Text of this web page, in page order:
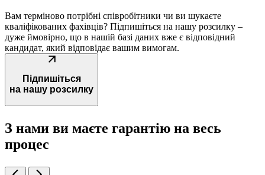
Вам терміново потрібні співробітники чи ви шукаєте
кваліфікованих фахівців? Підпишіться на нашу розсилку –
дуже ймовірно, що в нашій базі даних вже є відповідний
кандидат, який відповідає вашим вимогам.
Підпишіться
на нашу розсилку
З нами ви маєте гарантію на весь
процес